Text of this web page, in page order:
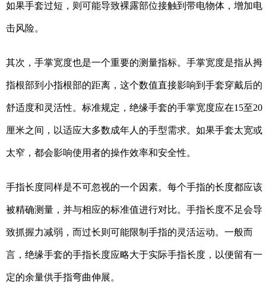
如果手套过短，则可能导致裸露部位接触到带电物体，增加电
击风险。
其次，手掌宽度也是一个重要的测量指标。手掌宽度是指从拇
指根部到小指根部的距离，这个数值直接影响到手套穿戴后的
舒适度和灵活性。标准规定，绝缘手套的手掌宽度应在15至20
厘米之间，以适应大多数成年人的手型需求。如果手套太宽或
太窄，都会影响使用者的操作效率和安全性。
手指长度同样是不可忽视的一个因素。每个手指的长度都应该
被精确测量，并与相应的标准值进行对比。手指长度不足会导
致抓握力减弱，而过长则可能限制手指的灵活运动。一般而
言，绝缘手套的手指长度应略大于实际手指长度，以便留有一
定的余量供手指弯曲伸展。